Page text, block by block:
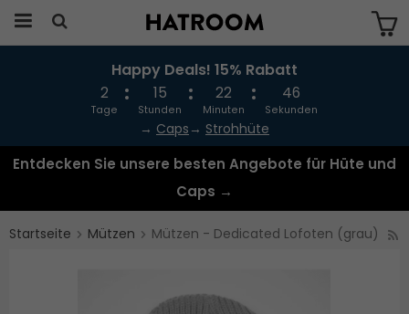
Das Produkt wurde in Ihren Warenkorb
gelegt
Happy Deals! 15% Rabatt
2
Tage
15
Stunden
22
Minuten
46
Sekunden
→ Caps → Strohhüte
Entdecken Sie unsere besten Angebote für Hüte und
Caps →
Startseite Mützen Mützen - Dedicated Lofoten (grau)